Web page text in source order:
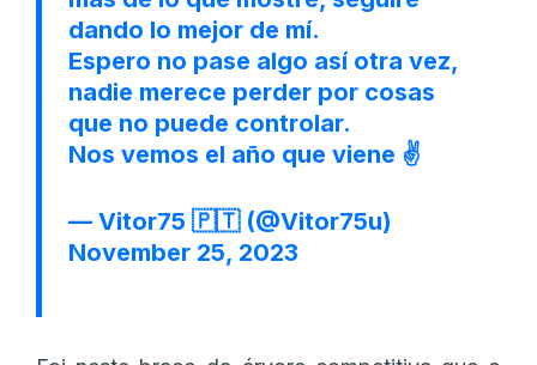
dando lo mejor de mí.
Espero no pase algo así otra vez,
nadie merece perder por cosas
que no puede controlar.
Nos vemos el año que viene ✌️
— Vitor75 🇵🇹 (@Vitor75u)
November 25, 2023